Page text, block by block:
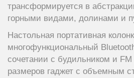
трансформируется в
горными видами, долинами и
Настольная портативная
многофункциональный
сочетании с будильником и
размеров гаджет с объемным